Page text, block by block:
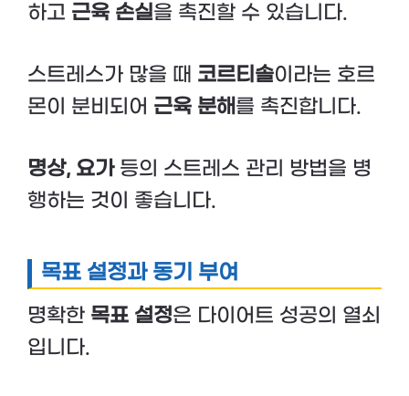
하고 근육 손실을 촉진할 수 있습니다.
스트레스가 많을 때 코르티솔이라는 호르
몬이 분비되어 근육 분해를 촉진합니다.
명상, 요가등의 스트레스 관리 방법을 병
행하는 것이 좋습니다.
목표 설정과 동기 부여
명확한 목표 설정은 다이어트 성공의 열쇠
입니다.